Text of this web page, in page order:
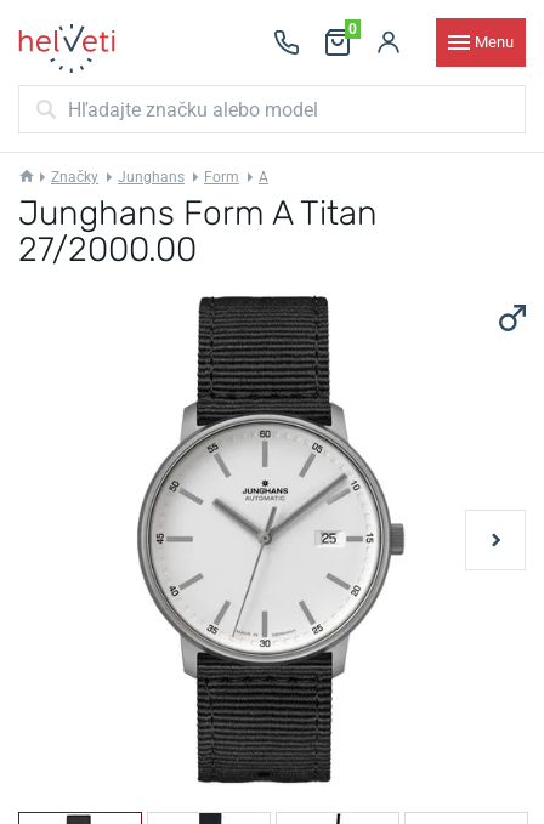
0
Menu
Značky Junghans Form A
Junghans Form A Titan
27/2000.00